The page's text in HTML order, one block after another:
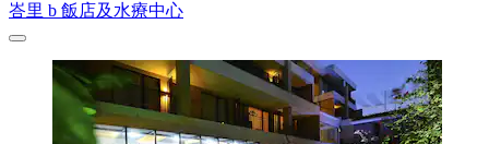
峇里 b 飯店及水療中心